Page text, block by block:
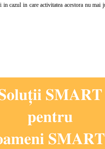
in care activitatea acestora nu mai